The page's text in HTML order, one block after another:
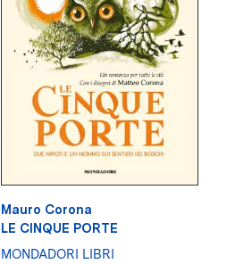
Mauro Corona
LE CINQUE PORTE
MONDADORI LIBRI